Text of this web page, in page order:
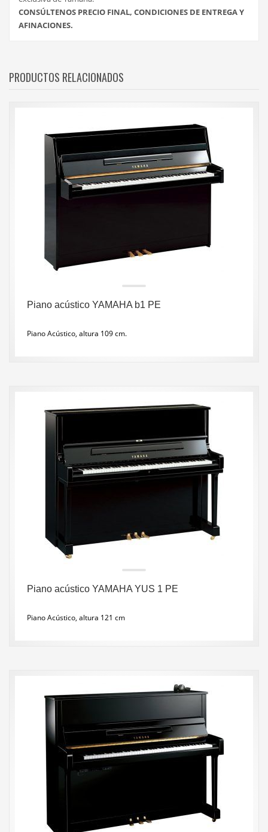
CONSÚLTENOS PRECIO FINAL, CONDICIONES DE ENTREGA Y
AFINACIONES.
PRODUCTOS RELACIONADOS
Piano acústico YAMAHA b1 PE
Piano Acústico, altura 109 cm.
Piano acústico YAMAHA YUS 1 PE
Piano Acústico, altura 121 cm